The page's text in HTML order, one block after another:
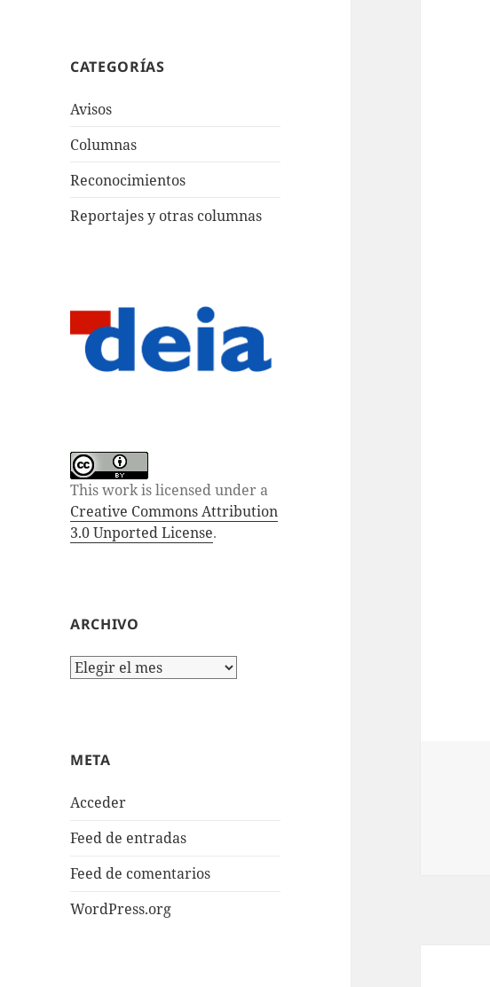
CATEGORÍAS
Avisos
Columnas
Reconocimientos
Reportajes y otras columnas
This work is licensed under a
Creative Commons Attribution
3.0 Unported License.
ARCHIVO
Archivo
META
Acceder
Feed de entradas
Feed de comentarios
WordPress.org